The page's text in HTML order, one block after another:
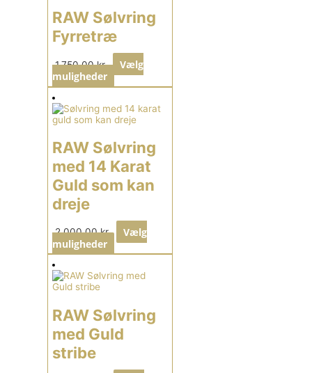
RAW Sølvring
Fyrretræ
1.750,00kr.
Vælg
muligheder
RAW Sølvring
med 14 Karat
Guld som kan
dreje
2.000,00kr.
Vælg
muligheder
RAW Sølvring
med Guld
stribe